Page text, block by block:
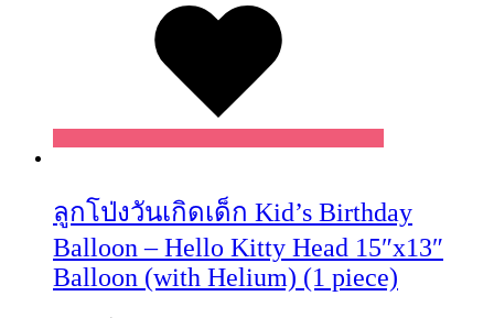
ลูกโป่งวันเกิดเด็ก Kid’s Birthday
Balloon – Hello Kitty Head 15″x13″
Balloon (with Helium) (1 piece)